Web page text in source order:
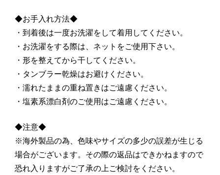
◆お手入れ方法◆
・到着後は一度お洗濯をして着用してください。
・お洗濯をする際は、ネットをご使用下さい。
・形を整えてから干してください。
・タンブラー乾燥はお避けください。
・濡れたままの重ね置きはご遠慮ください。
・塩素系漂白剤のご使用はご遠慮ください。
◆注意◆
※海外製品の為、色味やサイズの多少の誤差が生じる
場合がございます。その際の返品はできかねますので
恐れ入りますがご了承の上ご検討をください。